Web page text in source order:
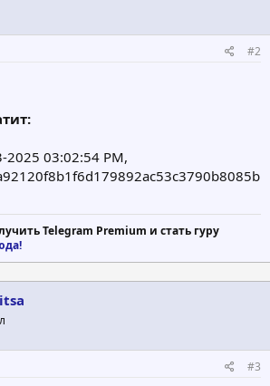
#2
2025 03:02:54 PM,
Telegram Premium и стать гуру
#3